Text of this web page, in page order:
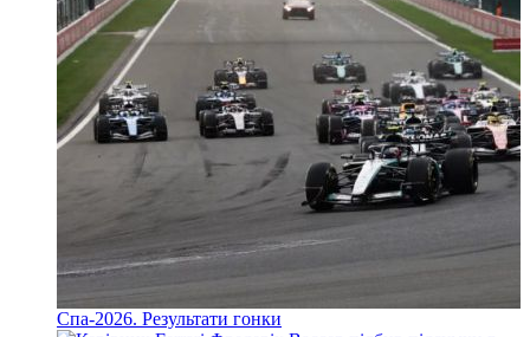
Спа-2026. Результати гонки